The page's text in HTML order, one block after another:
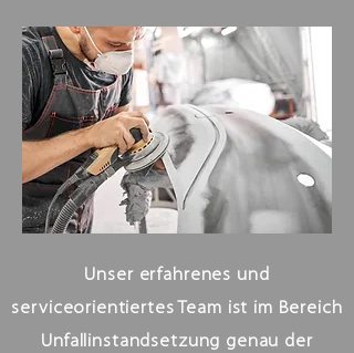
Unser erfahrenes und
serviceorientiertes Team ist im Bereich
Unfallinstandsetzung genau der